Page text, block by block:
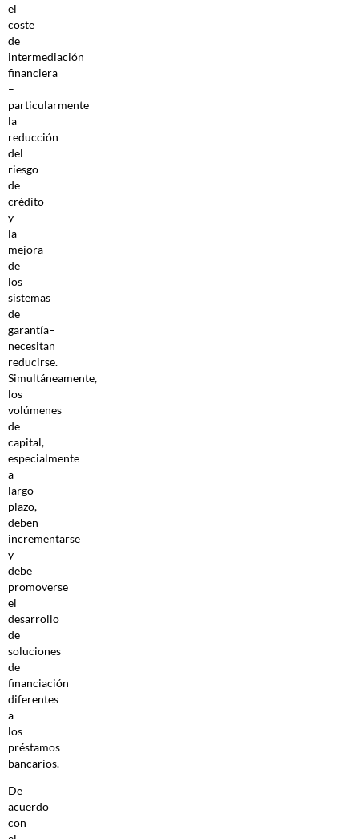
el
coste
de
intermediación
financiera
–
particularmente
la
reducción
del
riesgo
de
crédito
y
la
mejora
de
los
sistemas
de
garantía–
necesitan
reducirse.
Simultáneamente,
los
volúmenes
de
capital,
especialmente
a
largo
plazo,
deben
incrementarse
y
debe
promoverse
el
desarrollo
de
soluciones
de
financiación
diferentes
a
los
préstamos
bancarios.
De
acuerdo
con